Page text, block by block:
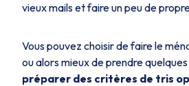
vieux mails et faire un peu de
Vous pouvez choisir de faire le
ou alors mieux de prendre
préparer des critères de tris